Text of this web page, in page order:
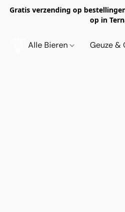
Gratis verzending op
op in
Alle Bieren Geuze &